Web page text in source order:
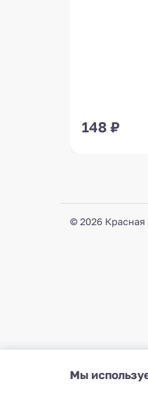
148 ₽
© 2026 Красная
Мы